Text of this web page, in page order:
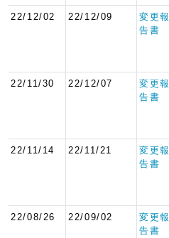
22/12/02 22/12/09
変更報
告書
22/11/30 22/12/07
変更報
告書
22/11/14 22/11/21
変更報
告書
22/08/26 22/09/02
変更報
告書